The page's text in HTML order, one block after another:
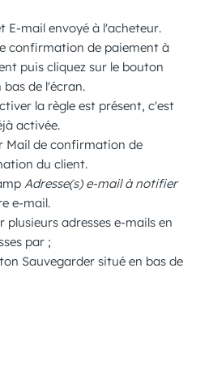
E-mail envoyé à l'acheteur.
confirmation de paiement à
puis cliquez sur le bouton
bas de l'écran.
la règle est présent, c'est
activée.
Mail de confirmation de
du client.
Adresse(s) e-mail à notifier
e-mail.
plusieurs adresses e-mails en
par ;
Sauvegarder situé en bas de